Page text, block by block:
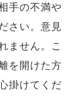
手の不満や
さい。意見
ません。こ
を開けた方
掛けてくだ